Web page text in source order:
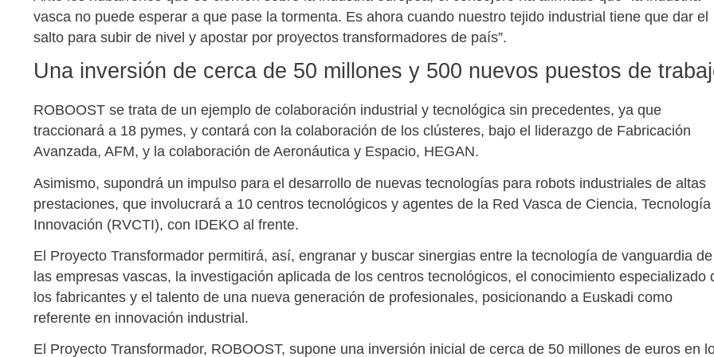
vasca no puede esperar a que pase la tormenta. Es ahora cuando nuestro tejido industrial tiene que dar el
salto para subir de nivel y apostar por proyectos transformadores de país”.
Una inversión de cerca de 50 millones y 500 nuevos puestos de
ROBOOST se trata de un ejemplo de colaboración industrial y tecnológica sin precedentes, ya que
traccionará a 18 pymes, y contará con la colaboración de los clústeres, bajo el liderazgo de Fabricación
Avanzada, AFM, y la colaboración de Aeronáutica y Espacio, HEGAN.
Asimismo, supondrá un impulso para el desarrollo de nuevas tecnologías para robots industriales de altas
prestaciones, que involucrará a 10 centros tecnológicos y agentes de la Red Vasca de Ciencia, Tecnología
Innovación (RVCTI), con IDEKO al frente.
El Proyecto Transformador permitirá, así, engranar y buscar sinergias entre la tecnología de vanguardia de
las empresas vascas, la investigación aplicada de los centros tecnológicos, el conocimiento especializado
los fabricantes y el talento de una nueva generación de profesionales, posicionando a Euskadi como
referente en innovación industrial.
El Proyecto Transformador, ROBOOST, supone una inversión inicial de cerca de 50 millones de euros en